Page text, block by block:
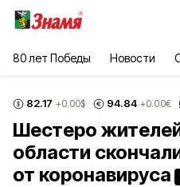
80 лет Победы Новости
82.17 +0.00$ 94.84 +0.00€
Шестеро
области
от коронавируса